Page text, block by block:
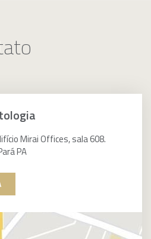
Mirai Offices, sala 608.
PA